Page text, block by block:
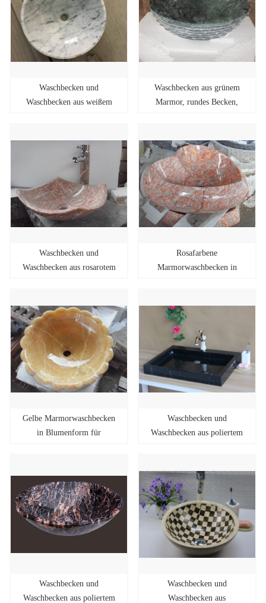
Waschbecken und
Waschbecken aus weißem
Waschbecken aus grünem
Marmor, rundes Becken,
Waschbecken und
Waschbecken aus rosarotem
Rosafarbene
Marmorwaschbecken in
Gelbe Marmorwaschbecken
in Blumenform für
Waschbecken und
Waschbecken aus poliertem
Waschbecken und
Waschbecken aus poliertem
Waschbecken und
Waschbecken aus